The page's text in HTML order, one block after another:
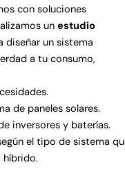
con soluciones
un estudio
diseñar un sistema
a tu consumo,
de paneles solares.
inversores y baterías.
el tipo de sistema